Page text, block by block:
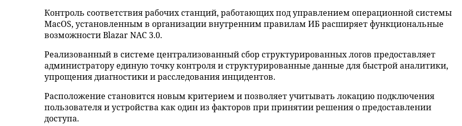
Контроль соответствия рабочих станций, работающих под управлением операционной системы
MacOS, установленным в организации внутренним правилам ИБ расширяет функциональные
возможности Blazar NAC 3.0.
Реализованный в системе централизованный сбор структурированных логов предоставляет
администратору единую точку контроля и структурированные данные для быстрой аналитики,
упрощения диагностики и расследования инцидентов.
Расположение становится новым критерием и позволяет учитывать локацию подключения
пользователя и устройства как один из факторов при принятии решения о предоставлении
доступа.